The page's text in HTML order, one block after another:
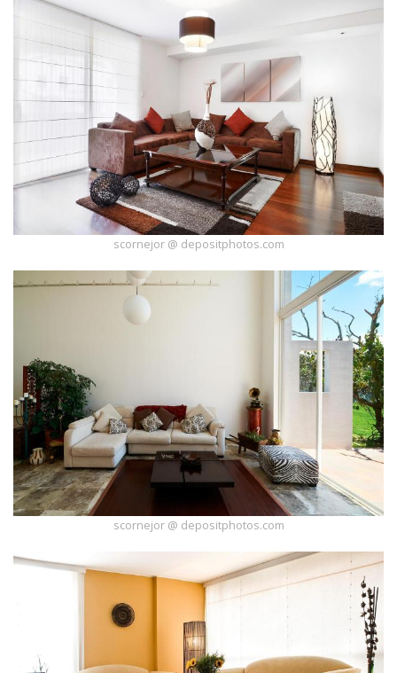
scornejor @ depositphotos.com
scornejor @ depositphotos.com